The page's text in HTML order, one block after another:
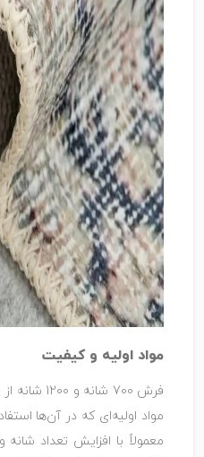
مواد اولیه و کیفیت
فرش 700
مواد اولیه‌ای که در آن‌ها
معمولاً با افزایش تعداد